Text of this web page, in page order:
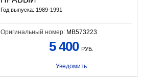
Год выпуска: 1989-1991
Оригинальный номер: MB573223
5 400 РУБ.
Уведомить